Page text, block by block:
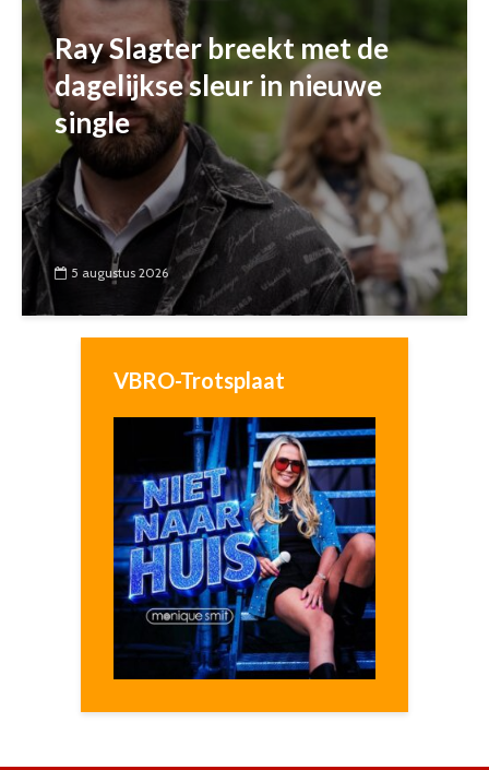
Ray Slagter breekt met de
dagelijkse sleur in nieuwe
single
5 augustus 2026
VBRO-Trotsplaat